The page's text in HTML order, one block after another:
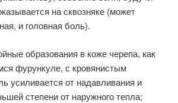
на сквозняке (может
и головная боль).
образования в коже черепа, как
фурункуле, с кровянистым
усиливается от надавливания и
степени от наружного тепла;